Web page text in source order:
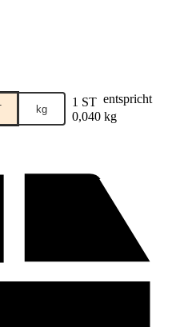
kg 1 ST entspricht
0,040 kg